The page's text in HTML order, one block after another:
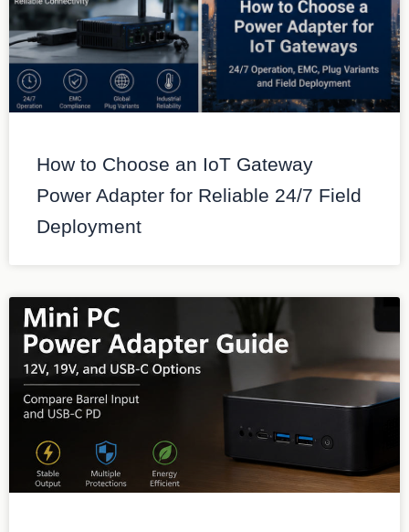
How to Choose an IoT Gateway
Power Adapter for Reliable 24/7 Field
Deployment